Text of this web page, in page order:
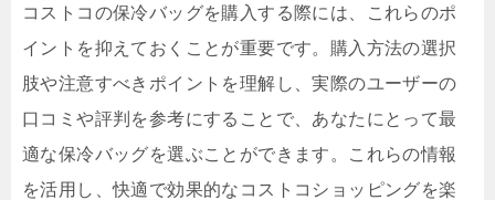
コストコの保冷バッグを購入する際には、これらのポ
イントを抑えておくことが重要です。購入方法の選択
肢や注意すべきポイントを理解し、実際のユーザーの
口コミや評判を参考にすることで、あなたにとって最
適な保冷バッグを選ぶことができます。これらの情報
を活用し、快適で効果的なコストコショッピングを楽